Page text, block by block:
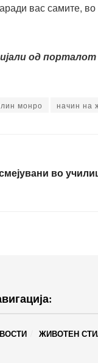
вас самите,
од порталот
монро начин на
во
ЖИВОТЕН